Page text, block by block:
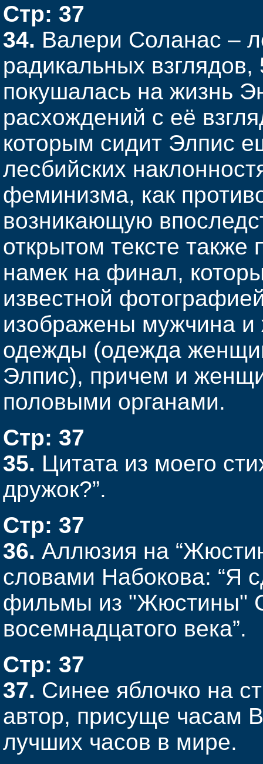
Стр: 37
34. Валери Соланас –
радикальных
покушалась на жизнь
расхождений с её
которым сидит Элпис
лесбийских
феминизма, как
возникающую
открытом тексте также
намек на финал,
известной
изображены мужчина
одежды (одежда
Элпис), причем и
половыми органами.
Стр: 37
35. Цитата из моего
дружок?”.
Стр: 37
36. Аллюзия на
словами Набокова: “Я
фильмы из "Жюстины"
восемнадцатого века”.
Стр: 37
37. Синее яблочко на
автор, присуще часам
лучших часов в мире.